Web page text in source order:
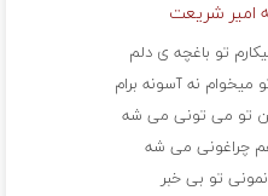
امیر شریعت
تو باغچه ی دلم
میخوام نه آسونه برام
تو می تونی می شه
چراغونی می شه
تو بی خبر